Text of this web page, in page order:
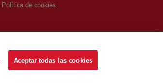
Política de cookies
Aceptar todas las cookies